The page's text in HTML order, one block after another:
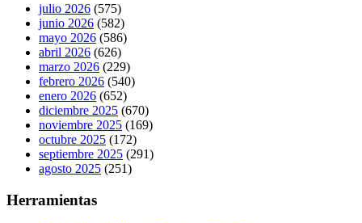
julio 2026 (575)
junio 2026 (582)
mayo 2026 (586)
abril 2026 (626)
marzo 2026 (229)
febrero 2026 (540)
enero 2026 (652)
diciembre 2025 (670)
noviembre 2025 (169)
octubre 2025 (172)
septiembre 2025 (291)
agosto 2025 (251)
Herramientas